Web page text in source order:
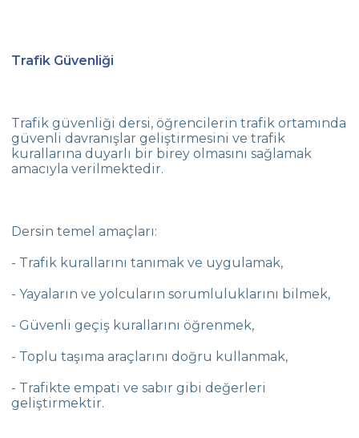
Trafik Güvenliği
Trafik güvenliği dersi, öğrencilerin trafik ortamında
güvenli davranışlar geliştirmesini ve trafik
kurallarına duyarlı bir birey olmasını sağlamak
amacıyla verilmektedir.
Dersin temel amaçları:
- Trafik kurallarını tanımak ve uygulamak,
- Yayaların ve yolcuların sorumluluklarını bilmek,
- Güvenli geçiş kurallarını öğrenmek,
- Toplu taşıma araçlarını doğru kullanmak,
- Trafikte empati ve sabır gibi değerleri
geliştirmektir.